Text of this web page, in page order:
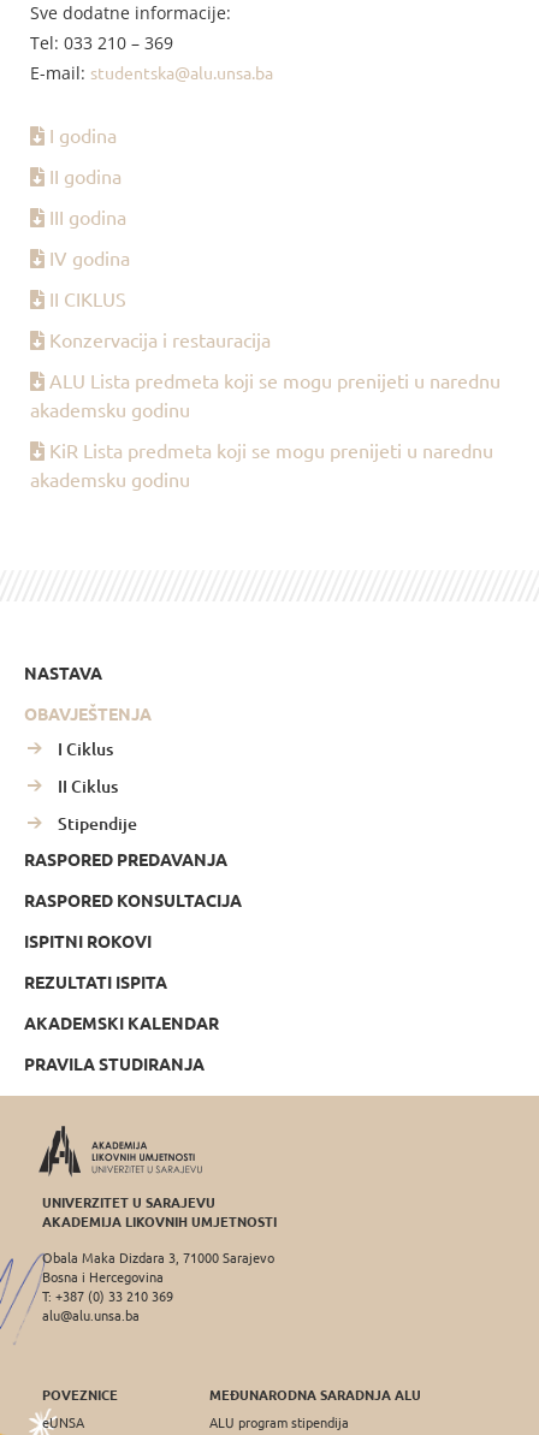
Sve dodatne informacije:
Tel: 033 210 – 369
E-mail: studentska@alu.unsa.ba
I godina
II godina
III godina
IV godina
II CIKLUS
Konzervacija i restauracija
ALU Lista predmeta koji se mogu prenijeti u narednu
akademsku godinu
KiR Lista predmeta koji se mogu prenijeti u narednu
akademsku godinu
NASTAVA
OBAVJEŠTENJA
I Ciklus
II Ciklus
Stipendije
RASPORED PREDAVANJA
RASPORED KONSULTACIJA
ISPITNI ROKOVI
REZULTATI ISPITA
AKADEMSKI KALENDAR
PRAVILA STUDIRANJA
UNIVERZITET U SARAJEVU
AKADEMIJA LIKOVNIH UMJETNOSTI
Obala Maka Dizdara 3, 71000 Sarajevo
Bosna i Hercegovina
T: +387 (0) 33 210 369
alu@alu.unsa.ba
POVEZNICE
eUNSA
MEĐUNARODNA SARADNJA ALU
ALU program stipendija